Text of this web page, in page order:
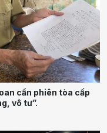
cần phiên tòa cấp
vô tư”.